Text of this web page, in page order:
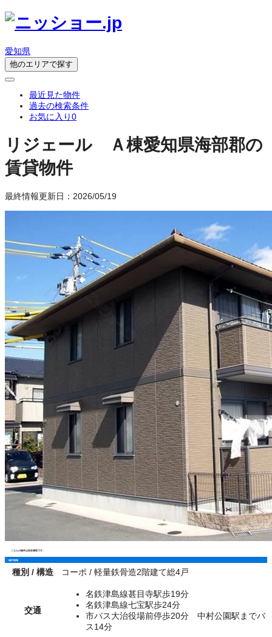
愛知県
他のエリアで探す
最近見た物件
過去の検索条件
お気に入り0
リジェール Ａ棟愛知県海部郡の
賃貸物件
最終情報更新日：2026/05/19
こちらの物件は現在満室です。
物件情報
種別 / 構造 コーポ / 軽量鉄骨造2階建て総4戸
交通
名鉄津島線甚目寺駅歩19分
名鉄津島線七宝駅歩24分
市バス大治役場前停歩20分 中村公園駅までバ
ス14分